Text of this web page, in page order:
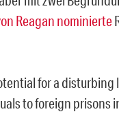
Reagan nominierte
for a disturbing
to foreign prisons